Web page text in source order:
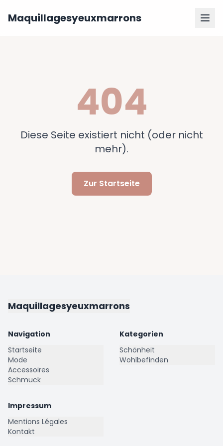
Maquillagesyeuxmarrons
404
Diese Seite existiert nicht (oder nicht
mehr).
Zur Startseite
Maquillagesyeuxmarrons
Navigation
Startseite
Mode
Accessoires
Schmuck
Kategorien
Schönheit
Wohlbefinden
Impressum
Mentions Légales
Kontakt